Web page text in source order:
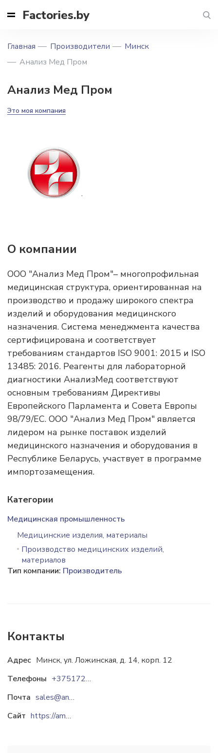
Factories.by
Главная Производители
Минск
Анализ Мед Пром
Анализ Мед Пром
Это моя компания
О компании
ООО "Анализ Мед Пром"– многопрофильная
медицинская структура, ориентированная на
производство и продажу широкого спектра
изделий и оборудования медицинского
назначения. Система менеджмента качества
сертифицирована и соответствует
требованиям стандартов ISO 9001: 2015 и ISO
13485: 2016. Реагенты для лабораторной
диагностики АнализМед соответствуют
основным требованиям Директивы
Европейского Парламента и Совета Европы
98/79/ЕС. ООО "Анализ Мед Пром" является
лидером на рынке поставок изделий
медицинского назначения и оборудования в
Республике Беларусь, участвует в программе
импортозамещения.
Категории
Медицинская промышленность
Медицинские изделия, материалы
Производство медицинских изделий,
материалов
Тип компании: Производитель
Контакты
Адрес Минск, ул. Ложинская, д. 14, корп. 12
Телефоны
+375172709988
Почта
sales@analizmed.by
Сайт
https://amprom.by